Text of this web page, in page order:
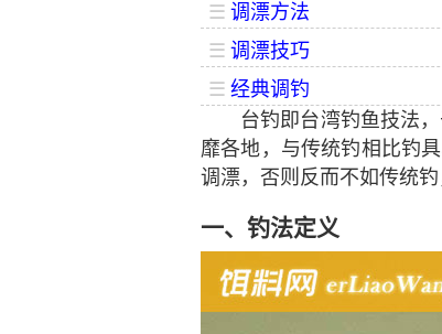
☰ 调漂方法
☰ 调漂技巧
☰ 经典调钓
台钓即台湾钓鱼技法
靡各地，与传统钓相比钓
调漂，否则反而不如传统
一、钓法定义